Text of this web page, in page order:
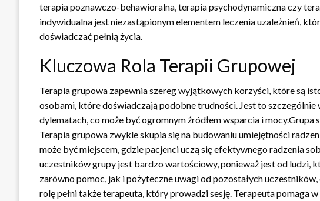
terapia poznawczo-behawioralna, terapia psychodynamiczna czy
indywidualna jest niezastąpionym elementem leczenia uzależnień,
doświadczać pełnią życia.
Kluczowa Rola Terapii Grupowej
Terapia grupowa zapewnia szereg wyjątkowych korzyści, które są
osobami, które doświadczają podobne trudności. Jest to
dylematach, co może być ogromnym źródłem wsparcia i
Terapia grupowa zwykle skupia się na budowaniu umiejętności
może być miejscem, gdzie pacjenci uczą się efektywnego radzenia
uczestników grupy jest bardzo wartościowy, ponieważ jest od ludzi,
zarówno pomoc, jak i pożyteczne uwagi od pozostałych
rolę pełni także terapeuta, który prowadzi sesję. Terapeuta pomaga